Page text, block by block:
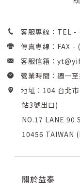
客服專線：TEL -
傳真專線：FAX
客服信箱：
營業時間：週一
地址：104 台北
站3號出口)
NO.17 LANE 90
10456 TAIWAN
關於益泰